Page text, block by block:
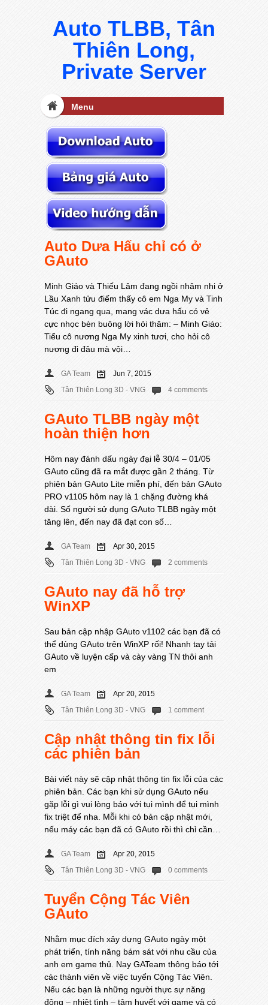
Auto TLBB, Tân
Thiên Long,
Private Server
Menu
Auto Dưa Hấu chỉ có ở
GAuto
Minh Giáo và Thiếu Lâm đang ngồi nhâm nhi ở
Lầu Xanh tửu điếm thấy cô em Nga My và Tinh
Túc đi ngang qua, mang vác dưa hấu có vẻ
cực nhọc bèn buông lời hỏi thăm: – Minh Giáo:
Tiểu cô nương Nga My xinh tươi, cho hỏi cô
nương đi đâu mà vội…
GA Team
Jun 7, 2015
Tân Thiên Long 3D - VNG
4 comments
GAuto TLBB ngày một
hoàn thiện hơn
Hôm nay đánh dấu ngày đại lễ 30/4 – 01/05
GAuto cũng đã ra mắt được gần 2 tháng. Từ
phiên bản GAuto Lite miễn phí, đến bản GAuto
PRO v1105 hôm nay là 1 chặng đường khá
dài. Số người sử dụng GAuto TLBB ngày một
tăng lên, đến nay đã đạt con số…
GA Team
Apr 30, 2015
Tân Thiên Long 3D - VNG
2 comments
GAuto nay đã hỗ trợ
WinXP
Sau bản cập nhập GAuto v1102 các bạn đã có
thể dùng GAuto trên WinXP rối! Nhanh tay tải
GAuto về luyện cấp và cày vàng TN thôi anh
em
GA Team
Apr 20, 2015
Tân Thiên Long 3D - VNG
1 comment
Cập nhật thông tin fix lỗi
các phiên bản
Bài viết này sẽ cập nhật thông tin fix lỗi của các
phiên bản. Các bạn khi sử dụng GAuto nếu
gặp lỗi gì vui lòng báo với tụi mình để tụi mình
fix triệt để nha. Mỗi khi có bản cập nhật mới,
nếu máy các bạn đã có GAuto rồi thì chỉ cần…
GA Team
Apr 20, 2015
Tân Thiên Long 3D - VNG
0 comments
Tuyển Cộng Tác Viên
GAuto
Nhằm mục đích xây dựng GAuto ngày một
phát triển, tính năng bám sát với nhu cầu của
anh em game thủ. Nay GATeam thông báo tới
các thành viên về việc tuyển Cộng Tác Viên.
Nếu các bạn là những người thực sự năng
động – nhiệt tình – tâm huyết với game và có